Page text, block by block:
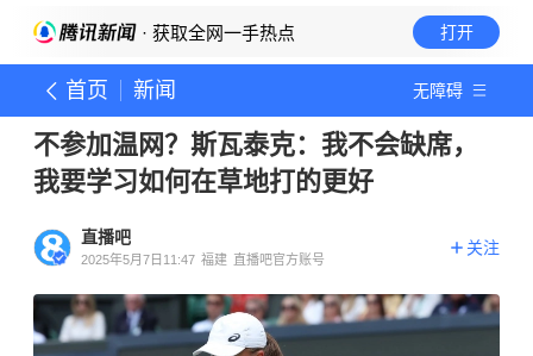
· 获取全网一手热点 打开
首页 新闻 无障碍
不参加温网？斯瓦泰克：我不会缺席，
我要学习如何在草地打的更好
直播吧
2025年5月7日11:47 福建 直播吧官方账号
关注